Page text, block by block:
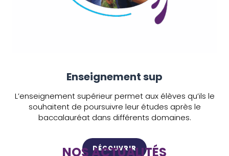
Enseignement sup
L’enseignement supérieur permet aux élèves qu’ils le
souhaitent de poursuivre leur études après le
baccalauréat dans différents domaines.
DÉCOUVRIR
NOS ACTUALITÉS